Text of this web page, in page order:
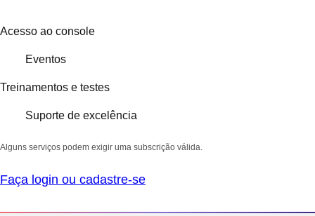
Acesso ao console
Eventos
Treinamentos e testes
Suporte de excelência
Alguns serviços podem exigir uma subscrição válida.
Faça login ou cadastre-se